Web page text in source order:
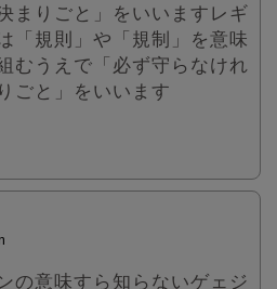
まりごと」をいいますレギ
「規則」や「規制」を意味
むうえで「必ず守らなけれ
ごと」をいいます
の意味すら知らないゲェジ